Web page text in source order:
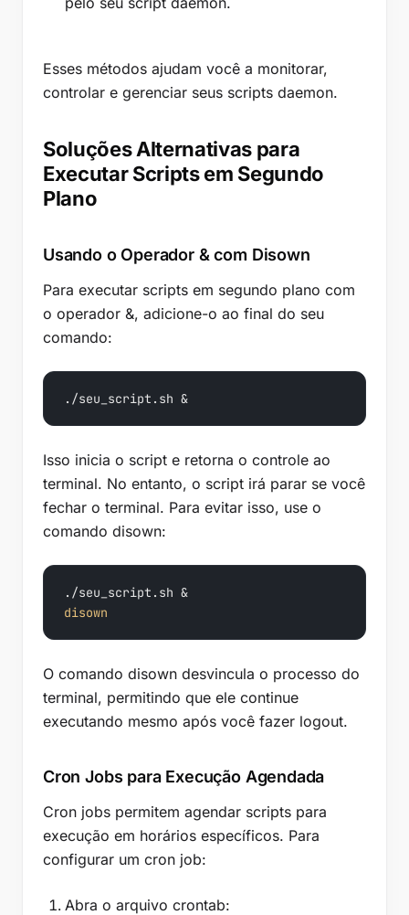
Esses métodos ajudam você a monitorar,
controlar e gerenciar seus scripts daemon.
Soluções Alternativas para
Executar Scripts em Segundo
Plano
Usando o Operador & com Disown
Para executar scripts em segundo plano com
o operador &, adicione-o ao final do seu
comando:
./seu_script.sh &
Isso inicia o script e retorna o controle ao
terminal. No entanto, o script irá parar se você
fechar o terminal. Para evitar isso, use o
comando disown:
disown
O comando disown desvincula o processo do
terminal, permitindo que ele continue
executando mesmo após você fazer logout.
Cron Jobs para Execução Agendada
Cron jobs permitem agendar scripts para
execução em horários específicos. Para
configurar um cron job:
Abra o arquivo crontab: